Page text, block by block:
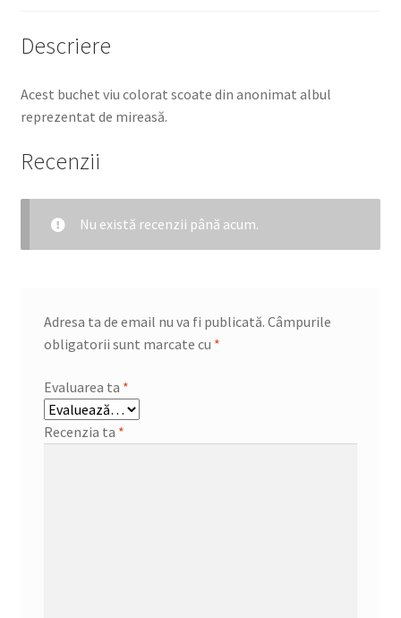
Descriere
Acest buchet viu colorat scoate din anonimat albul
reprezentat de mireasă.
Recenzii
Nu există recenzii până acum.
Adresa ta de email nu va fi publicată. Câmpurile
obligatorii sunt marcate cu *
Evaluarea ta *
Recenzia ta *